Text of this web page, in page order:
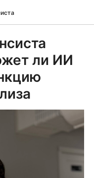
ли ИИ